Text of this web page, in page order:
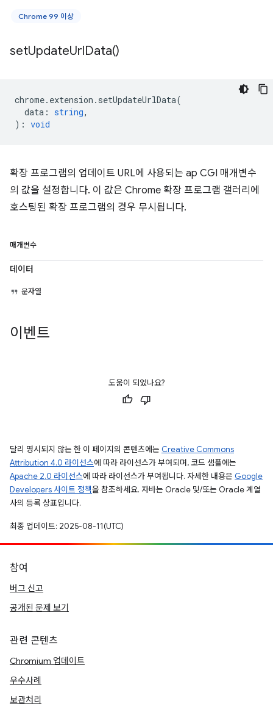
Chrome 99 이상
setUpdateUrlData()
chrome. extension . setUpdateUrlData(
data : string,
) : void
확장 프로그램의 업데이트 URL에 사용되는 ap CGI 매개변수
의 값을 설정합니다. 이 값은 Chrome 확장 프로그램 갤러리에
호스팅된 확장 프로그램의 경우 무시됩니다.
매개변수
데이터
문자열
이벤트
도움이 되었나요?
달리 명시되지 않는 한 이 페이지의 콘텐츠에는 Creative Commons
Attribution 4.0 라이선스에 따라 라이선스가 부여되며, 코드 샘플에는
Apache 2.0 라이선스에 따라 라이선스가 부여됩니다. 자세한 내용은 Google
Developers 사이트 정책을 참조하세요. 자바는 Oracle 및/또는 Oracle 계열
사의 등록 상표입니다.
최종 업데이트: 2025-08-11(UTC)
참여
버그 신고
공개된 문제 보기
관련 콘텐츠
Chromium 업데이트
우수사례
보관처리